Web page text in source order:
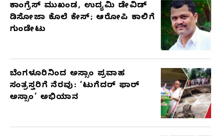
RELATED
ಕಾಂಗ್ರೆಸ್‌ ಮುಖಂಡ, ಉದ್ಯಮಿ ಡೇವಿಡ್‌
ಡಿಸೋಜಾ ಕೊಲೆ ಕೇಸ್;‌ ಆರೋಪಿ ಕಾಲಿಗೆ
ಗುಂಡೇಟು
ಬೆಂಗಳೂರಿನಿಂದ ಅಸ್ಸಾಂ ಪ್ರವಾಹ
ಸಂತ್ರಸ್ತರಿಗೆ ನೆರವು: ‘ಟುಗೆದರ್ ಫಾರ್
ಅಸ್ಸಾಂ’ ಅಭಿಯಾನ